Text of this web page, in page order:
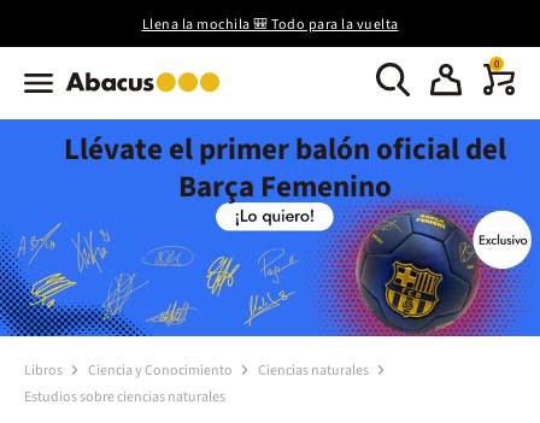
Llena la mochila 🎒 Todo para la vuelta
0
Llévate el primer balón oficial del
Barça Femenino
Libros Ciencia y Conocimiento
Ciencias naturales
Estudios sobre ciencias naturales